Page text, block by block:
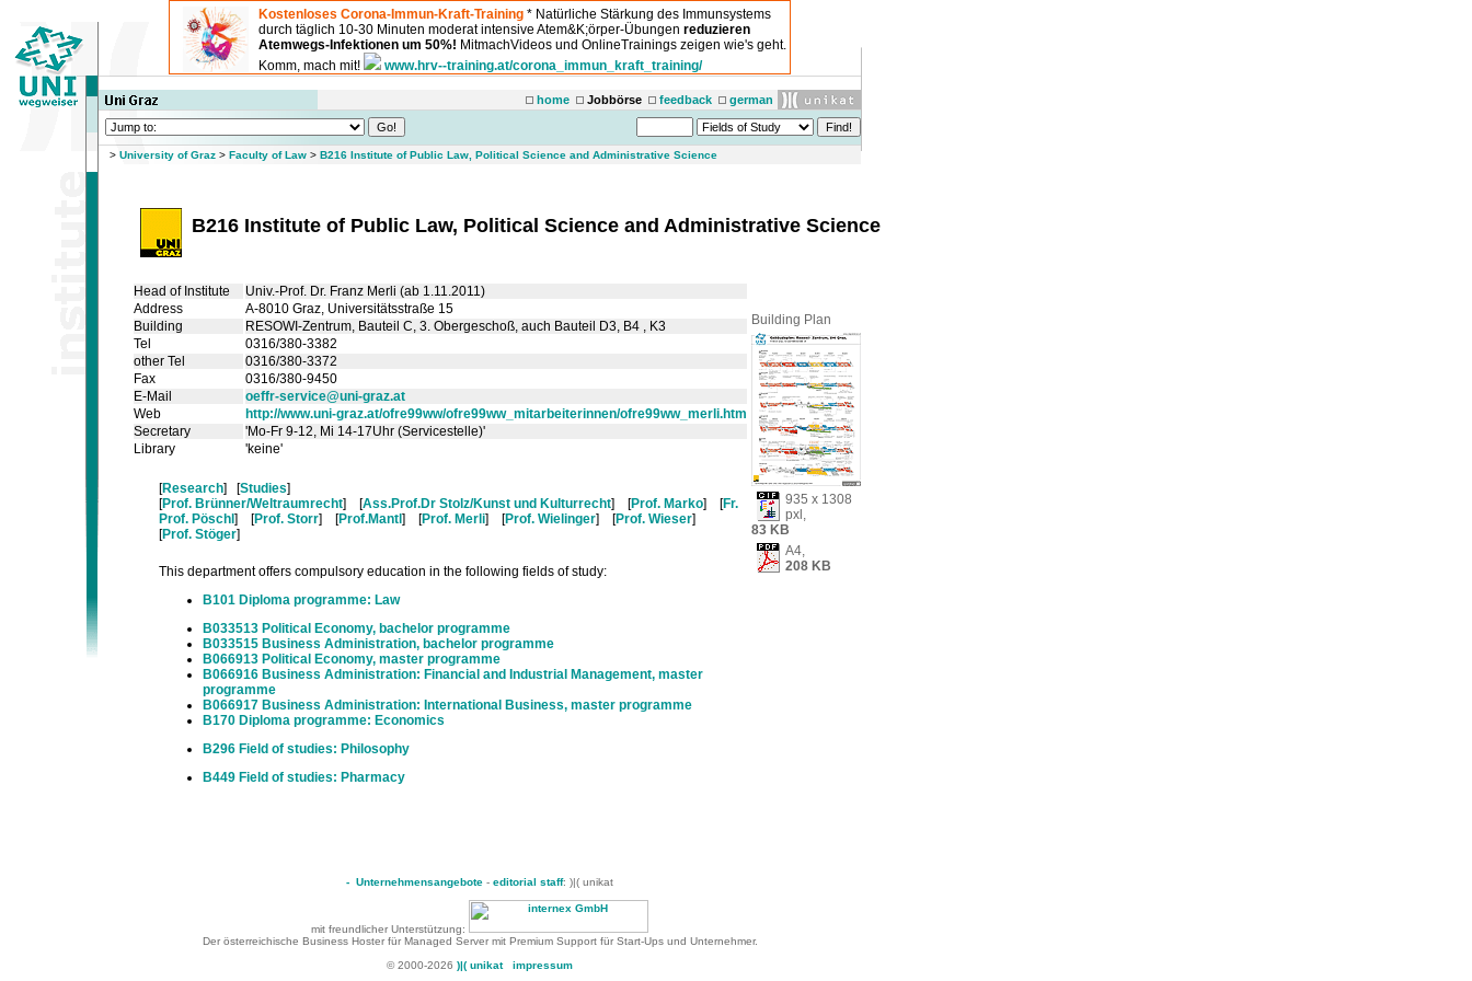
Kostenloses Corona-Immun-Kraft-Training * Natürliche Stärkung des Immunsystems
durch täglich 10-30 Minuten moderat intensive Atem&K;örper-Übungen reduzieren
Atemwegs-Infektionen um 50%! MitmachVideos und OnlineTrainings zeigen wie's geht.
Komm, mach mit!
www.hrv--training.at/corona_immun_kraft_training/
home Jobbörse feedback german
> University of Graz > Faculty of Law > B216 Institute of Public Law, Political Science and Administrative Science
B216 Institute of Public Law, Political Science and Administrative Science
Head of Institute
Univ.-Prof. Dr. Franz Merli (ab 1.11.2011)
Address
A-8010 Graz, Universitätsstraße 15
Building
RESOWI-Zentrum, Bauteil C, 3. Obergeschoß, auch Bauteil D3, B4 , K3
Tel
0316/380-3382
other Tel
0316/380-3372
Fax
0316/380-9450
E-Mail
oeffr-service@uni-graz.at
Web
http://www.uni-graz.at/ofre99ww/ofre99ww_mitarbeiterinnen/ofre99ww_merli.htm
Secretary
'Mo-Fr 9-12, Mi 14-17Uhr (Servicestelle)'
Library
'keine'
[Research] [Studies]
[Prof. Brünner/Weltraumrecht] [Ass.Prof.Dr Stolz/Kunst und Kulturrecht] [Prof. Marko] [Fr.
Prof. Pöschl ] [Prof. Storr] [Prof.Mantl ] [Prof. Merli] [Prof. Wielinger] [Prof. Wieser]
[Prof. Stöger]
This department offers compulsory education in the following fields of study:
B101 Diploma programme: Law
B033513 Political Economy, bachelor programme
B033515 Business Administration, bachelor programme
B066913 Political Economy, master programme
B066916 Business Administration: Financial and Industrial Management, master
programme
B066917 Business Administration: International Business, master programme
B170 Diploma programme: Economics
B296 Field of studies: Philosophy
B449 Field of studies: Pharmacy
Building Plan
935 x 1308
pxl,
83 KB
A4,
208 KB
- Unternehmensangebote - editorial staff: )|( unikat
mit freundlicher Unterstützung:
Der österreichische Business Hoster für Managed Server mit Premium Support für Start-Ups und Unternehmer.
© 2000-2026 )|( unikat impressum